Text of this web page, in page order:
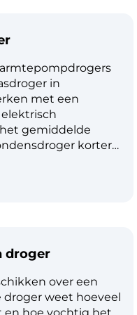
niet
wasdrogers. Dit
motor minder
in
met een
gemiddelde
korter
met een relatief
Bij een
meestal op twee
droger
over een
weet hoeveel